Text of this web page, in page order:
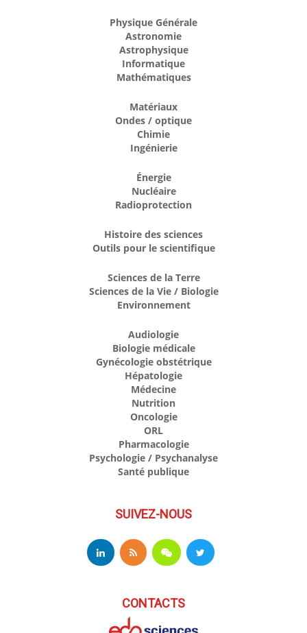
Physique Générale
Astronomie
Astrophysique
Informatique
Mathématiques
Matériaux
Ondes / optique
Chimie
Ingénierie
Énergie
Nucléaire
Radioprotection
Histoire des sciences
Outils pour le scientifique
Sciences de la Terre
Sciences de la Vie / Biologie
Environnement
Audiologie
Biologie médicale
Gynécologie obstétrique
Hépatologie
Médecine
Nutrition
Oncologie
ORL
Pharmacologie
Psychologie / Psychanalyse
Santé publique
SUIVEZ-NOUS
CONTACTS